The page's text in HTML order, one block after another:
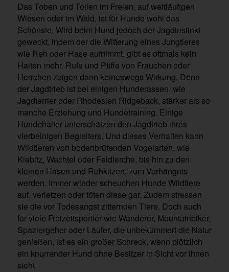
Das Toben und Tollen im Freien, auf weitläufigen
Wiesen oder im Wald, ist für Hunde wohl das
Schönste. Wird beim Hund jedoch der Jagdinstinkt
geweckt, indem der die Witterung eines Jungtieres
wie Reh oder Hase aufnimmt, gibt es oftmals kein
Halten mehr. Rufe und Pfiffe von Frauchen oder
Herrchen zeigen dann keineswegs Wirkung. Denn
der Jagdtrieb ist bei einigen Hunderassen, wie
Jagdterrier oder Rhodesien Ridgeback, stärker als so
manche Erziehung und Hundetraining. Einige
Hundehalter unterschätzen den Jagdtrieb ihres
vierbeinigen Begleiters. Und dieses Verhalten kann
Wildtieren von bodenbrütenden Vogelarten, wie
Kiebitz, Wachtel oder Feldlerche, bis hin zu den
kleinen Hasen und Rehkitzen, zum Verhängnis
werden. Immer wieder scheuchen Hunde Wildtiere
auf, verletzen oder töten diese gar. Zudem stressen
sie die vor Todesangst zitternden Tiere. Doch auch
für viele Freizeitsportler wie Wanderer, Mountainbiker,
Spaziergeher oder Läufer, die unbekümmert die Natur
genießen, ist es ein großer Schreck, wenn plötzlich
ein knurrender Hund ohne Besitzer in Sicht vor ihnen
steht.